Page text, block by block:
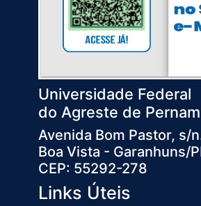
Universidade Federal
do Agreste de
Avenida Bom Pastor, s/
Boa Vista - Garanhuns/
CEP: 55292-278
Links Úteis